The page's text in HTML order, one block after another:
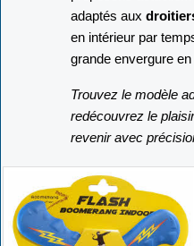
adaptés aux
en intérieur par
grande envergure en
Trouvez le modèle
redécouvrez le
revenir avec